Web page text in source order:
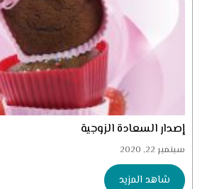
إصدار السعادة الزوجية
سبتمبر 22, 2020
شاهد المزيد